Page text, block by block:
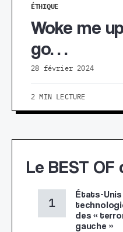
ÉTHIQUE
Woke me
go…
28 février 2024
2 MIN LECTURE
Le BEST OF
États-
des «
gauche »